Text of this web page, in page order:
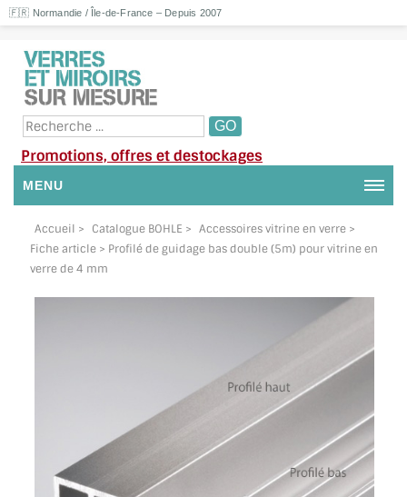
🇫🇷 Normandie / Île-de-France – Depuis 2007
Promotions, offres et destockages
MENU
NOUS CONTACTER
MON COMPTE / SE CONNECTER
TOUS LES TARIFS AU M2
GUIDE : CHOIX PAR UTILISATION
Accueil > Catalogue BOHLE > Accessoires vitrine en verre >
Fiche article > Profilé de guidage bas double (5m) pour vitrine en
verre de 4 mm